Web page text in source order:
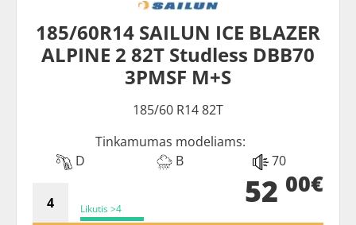
185/60R14 SAILUN ICE BLAZER
ALPINE 2 82T Studless DBB70
3PMSF M+S
185/60 R14 82T
Tinkamumas modeliams:
D
B 70
Likutis >4 52 00€